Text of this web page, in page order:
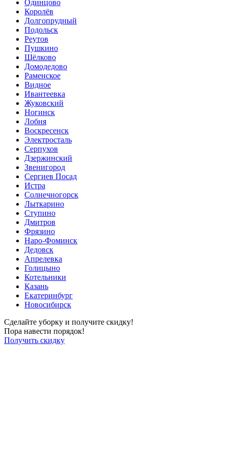
Одинцово
Королёв
Долгопрудный
Подольск
Реутов
Пушкино
Щёлково
Домодедово
Раменское
Видное
Ивантеевка
Жуковский
Ногинск
Лобня
Воскресенск
Электросталь
Серпухов
Дзержинский
Звенигород
Сергиев Посад
Истра
Солнечногорск
Лыткарино
Ступино
Дмитров
Фрязино
Наро-Фоминск
Дедовск
Апрелевка
Голицыно
Котельники
Казань
Екатеринбург
Новосибирск
Сделайте уборку и получите скидку!
Пора навести порядок!
Получить скидку